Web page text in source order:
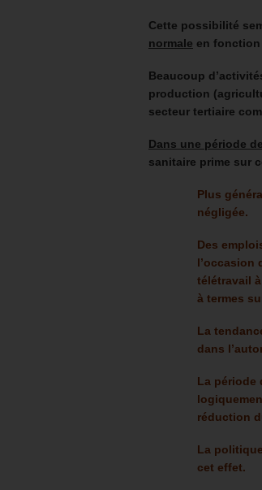
Cette possibilité
normale en
Beaucoup
production
secteur tertiaire
Dans une période
sanitaire prime sur
Plus
négligée.
Des
l’occasion
télétravail
à termes
La
dans
La période
réduction
La
cet effet.